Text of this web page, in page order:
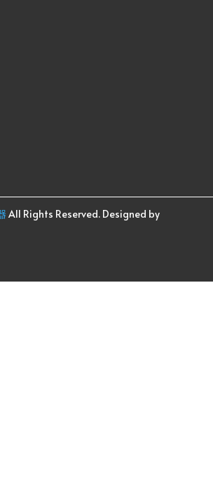
All Rights Reserved. Designed by